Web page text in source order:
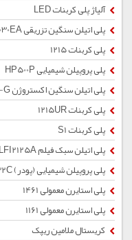
آلیاژ پلی کربنات LED
پلی اتیلن سنگین تزریقی 5030EA
پلی کربنات 1215
پلی پروپیلن شیمیایی HP500P
پلی اتیلن سنگین اکستروژن EX3-G
پلی کربنات 1215UR
پلی کربنات S1
پلی اتیلن سبک فیلم LFI2125A
پلی پروپیلن شیمیایی (پودر) ZB332C
پلی استایرن معمولی 1461
پلی استایرن معمولی 1161
کریستال ملامین ریپک